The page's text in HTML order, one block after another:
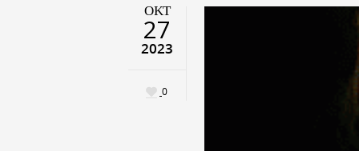
ΟΚΤ
27
2023
0